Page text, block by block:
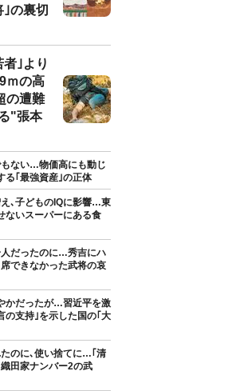
の裏切
｣より
ｍの高
の遭難
"張本
もない…物価高にも動じ
る｢最強資産｣の正体
､子どものIQに影響…東
ないスーパーにある食
だったのに…秀吉にハ
できなかった武将の哀
かだったが…習近平を激
の支持｣を示した国の｢大
のに､使い捨てに…｢清
田家ナンバー2の武